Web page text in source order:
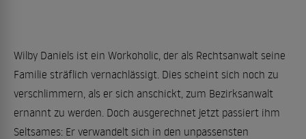
Wilby Daniels ist ein Workoholic, der als Rechtsanwalt seine
Familie sträflich vernachlässigt. Dies scheint sich noch zu
verschlimmern, als er sich anschickt, zum Bezirksanwalt
ernannt zu werden. Doch ausgerechnet jetzt passiert ihm
Seltsames: Er verwandelt sich in den unpassensten